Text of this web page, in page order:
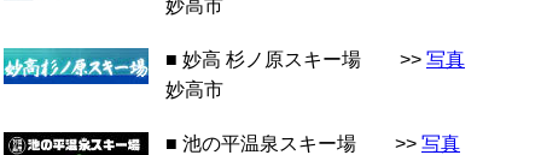
妙高市
■ 妙高 杉ノ原スキー場 >> 写真
妙高市
■ 池の平温泉スキー場 >> 写真